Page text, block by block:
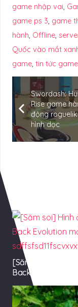
game nhập vai,
game ps 3, game
hành, Offline,
Quốc vào mắt
game, tin tức game
Swordash:
Rise game
động
hình dọc
[Săm soi] Hình
Back Evolution